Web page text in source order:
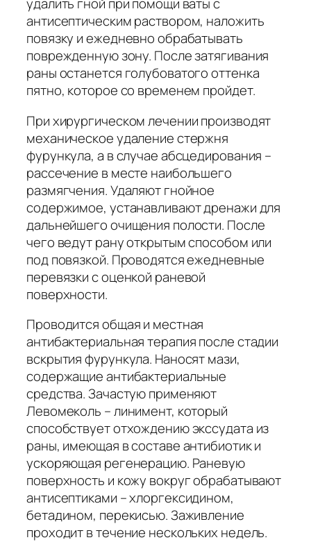
антисептическим раствором, наложить
повязку и ежедневно обрабатывать
поврежденную зону. После затягивания
раны останется голубоватого оттенка
пятно, которое со временем пройдет.
При хирургическом лечении производят
механическое удаление стержня
фурункула, а в случае абсцедирования –
рассечение в месте наибольшего
размягчения. Удаляют гнойное
содержимое, устанавливают дренажи для
дальнейшего очищения полости. После
чего ведут рану открытым способом или
под повязкой. Проводятся ежедневные
перевязки с оценкой раневой
поверхности.
Проводится общая и местная
антибактериальная терапия после стадии
вскрытия фурункула. Наносят мази,
содержащие антибактериальные
средства. Зачастую применяют
Левомеколь – линимент, который
способствует отхождению экссудата из
раны, имеющая в составе антибиотик и
ускоряющая регенерацию. Раневую
поверхность и кожу вокруг обрабатывают
антисептиками – хлоргексидином,
бетадином, перекисью. Заживление
проходит в течение нескольких недель.